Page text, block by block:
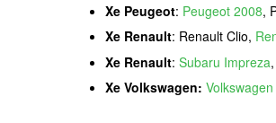
Xe Peugeot: Peugeot 2008,
Xe Renault: Renault Clio,
Xe Renault: Subaru Impreza
Xe Volkswagen: